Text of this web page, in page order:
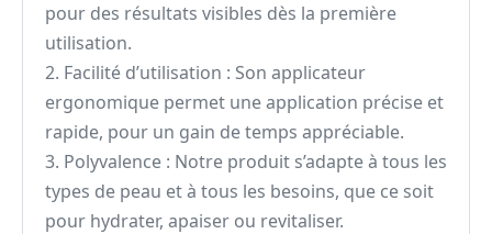
pour des résultats visibles dès la première
utilisation.
2. Facilité d’utilisation : Son applicateur
ergonomique permet une application précise et
rapide, pour un gain de temps appréciable.
3. Polyvalence : Notre produit s’adapte à tous les
types de peau et à tous les besoins, que ce soit
pour hydrater, apaiser ou revitaliser.